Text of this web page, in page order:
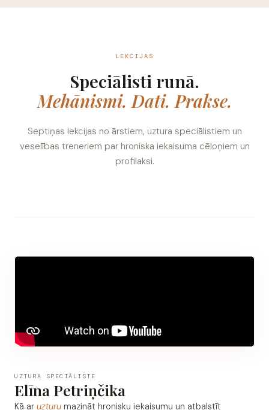
LEKCIJAS
Speciālisti runā.
Mehānismi. Dati. Prakse.
Septiņas lekcijas no ārstiem, uztura speciālistiem un
veselības treneriem par hroniska iekaisuma cēloņiem un
profilaksi.
UZTURA SPECIĀLISTE
Elīna Petriņčika
Kā ar uzturu mazināt hronisku iekaisumu un atbalstīt